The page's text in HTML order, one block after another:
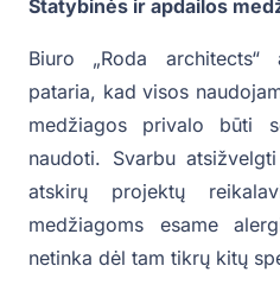
Statybinės ir apdailos
Biuro „Roda architects“
pataria, kad visos
medžiagos privalo būti
naudoti. Svarbu
atskirų projektų
medžiagoms esame
netinka dėl tam tikrų kitų